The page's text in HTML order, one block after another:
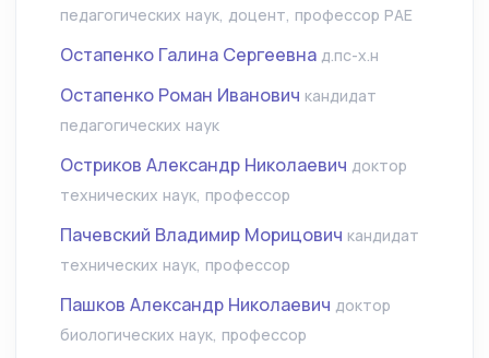
педагогических наук, доцент, профессор РАЕ
Остапенко Галина Сергеевна д.пс-х.н
Остапенко Роман Иванович кандидат
педагогических наук
Остриков Александр Николаевич доктор
технических наук, профессор
Пачевский Владимир Морицович кандидат
технических наук, профессор
Пашков Александр Николаевич доктор
биологических наук, профессор